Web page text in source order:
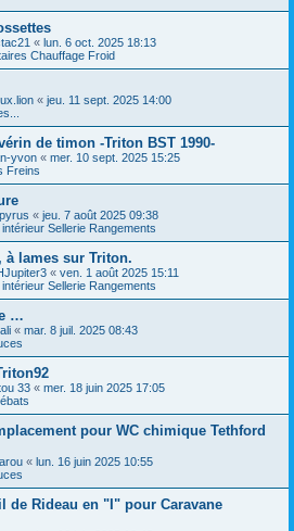
« lun. 6 oct. 2025 18:13
Chauffage Froid
« jeu. 11 sept. 2025 14:00
de timon -Triton BST 1990-
yvon « mer. 10 sept. 2025 15:25
Freins
« jeu. 7 août 2025 09:38
Sellerie Rangements
à lames sur Triton.
« ven. 1 août 2025 15:11
Sellerie Rangements
…
« mar. 8 juil. 2025 08:43
33 « mer. 18 juin 2025 17:05
pour WC chimique Tethford
« lun. 16 juin 2025 10:55
de Rideau en "I" pour Caravane